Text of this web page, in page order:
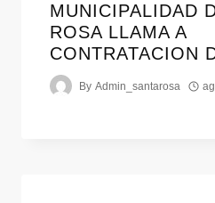
MUNICIPALIDAD
ROSA LLAMA A
CONTRATACION
By Admin_santarosa